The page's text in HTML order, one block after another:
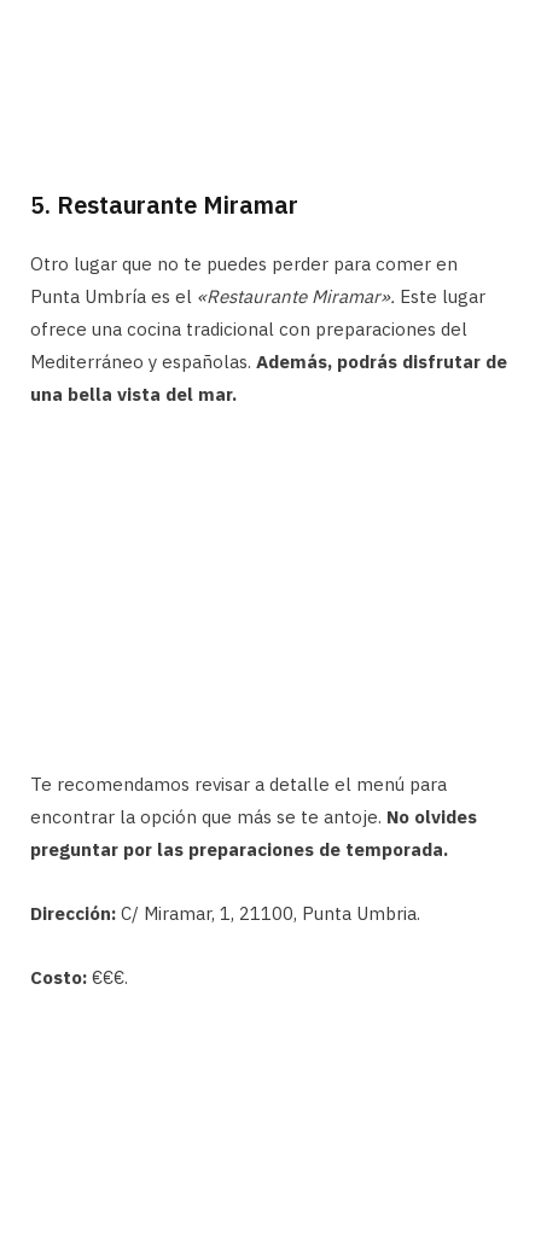
5. Restaurante Miramar
Otro lugar que no te puedes perder para comer en
Punta Umbría es el «Restaurante Miramar». Este lugar
ofrece una cocina tradicional con preparaciones del
Mediterráneo y españolas. Además, podrás disfrutar de
una bella vista del mar.
Te recomendamos revisar a detalle el menú para
encontrar la opción que más se te antoje. No olvides
preguntar por las preparaciones de temporada.
Dirección: C/ Miramar, 1, 21100, Punta Umbria.
Costo: €€€.